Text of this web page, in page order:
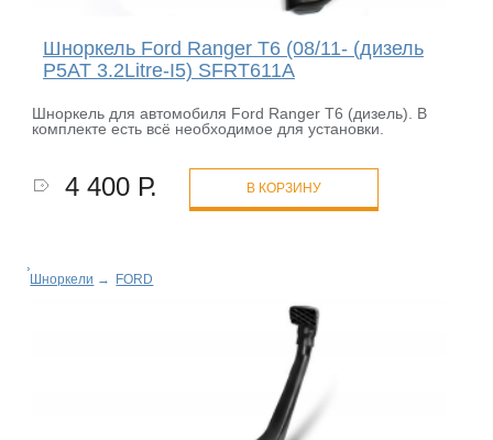
Шноркель Ford Ranger T6 (08/11- (дизель
P5AT 3.2Litre-I5) SFRT611A
Шноркель для автомобиля Ford Ranger T6 (дизель). В
комплекте есть всё необходимое для установки.
4 400 Р. В КОРЗИНУ
Шноркели → FORD